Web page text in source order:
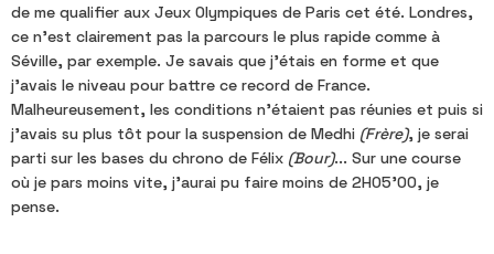
de me qualifier aux Jeux Olympiques de Paris cet été. Londres,
ce n'est clairement pas la parcours le plus rapide comme à
Séville, par exemple. Je savais que j'étais en forme et que
j'avais le niveau pour battre ce record de France.
Malheureusement, les conditions n'étaient pas réunies et puis si
j'avais su plus tôt pour la suspension de Medhi (Frère), je serai
parti sur les bases du chrono de Félix (Bour)... Sur une course
où je pars moins vite, j'aurai pu faire moins de 2H05'00, je
pense.